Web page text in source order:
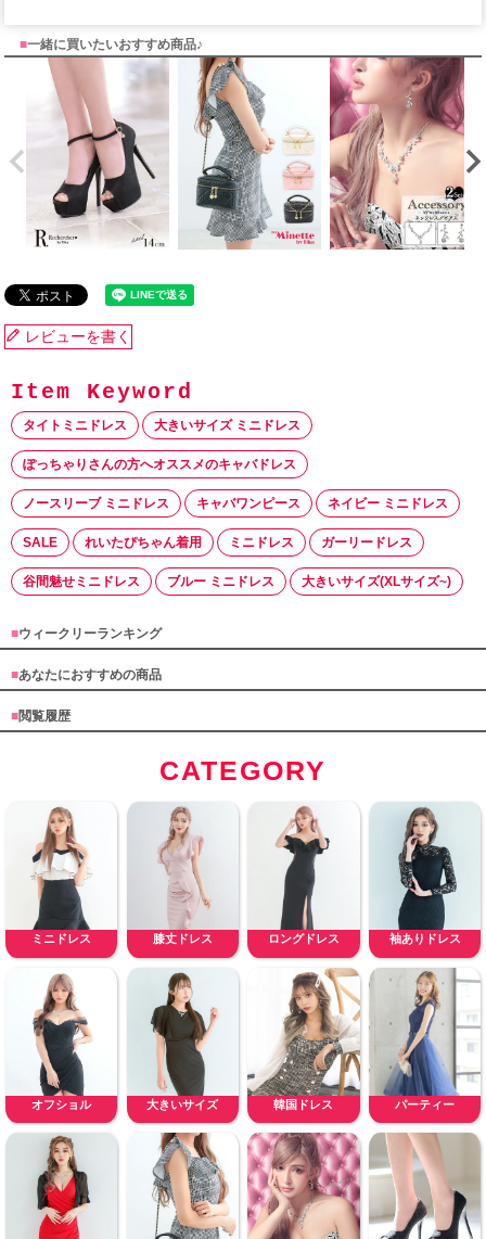
■一緒に買いたいおすすめ商品♪
レビューを書く
タイトミニドレス 大きいサイズ ミニドレス
ぽっちゃりさんの方へオススメのキャバドレス
ノースリーブ ミニドレス キャバワンピース ネイビー ミニドレス
SALE れいたぴちゃん着用 ミニドレス ガーリードレス
谷間魅せミニドレス ブルー ミニドレス 大きいサイズ(XLサイズ~)
■ウィークリーランキング
■あなたにおすすめの商品
■閲覧履歴
CATEGORY
ミニドレス 膝丈ドレス ロングドレス 袖ありドレス
オフショル 大きいサイズ 韓国ドレス パーティー